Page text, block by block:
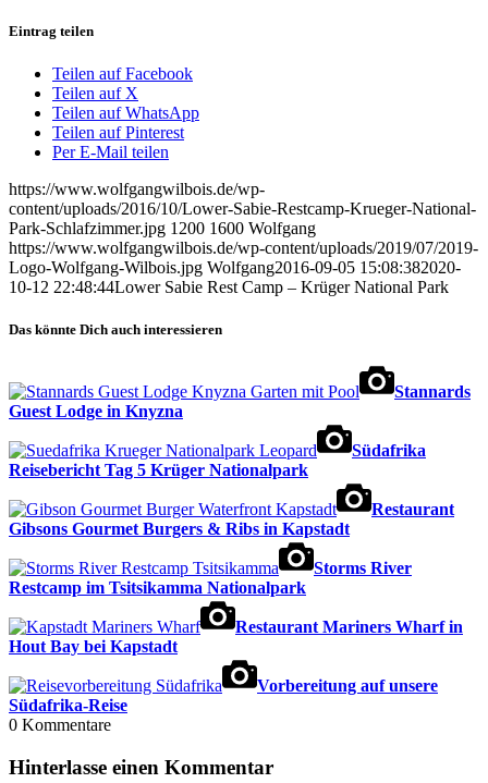
Eintrag teilen
Teilen auf Facebook
Teilen auf X
Teilen auf WhatsApp
Teilen auf Pinterest
Per E-Mail teilen
https://www.wolfgangwilbois.de/wp-
content/uploads/2016/10/Lower-Sabie-Restcamp-Krueger-National-
Park-Schlafzimmer.jpg 1200 1600 Wolfgang
https://www.wolfgangwilbois.de/wp-content/uploads/2019/07/2019-
Logo-Wolfgang-Wilbois.jpg Wolfgang2016-09-05 15:08:382020-
10-12 22:48:44Lower Sabie Rest Camp – Krüger National Park
Das könnte Dich auch interessieren
Stannards
Guest Lodge in Knyzna
Südafrika
Reisebericht Tag 5 Krüger Nationalpark
Restaurant
Gibsons Gourmet Burgers & Ribs in Kapstadt
Storms River
Restcamp im Tsitsikamma Nationalpark
Restaurant Mariners Wharf in
Hout Bay bei Kapstadt
Vorbereitung auf unsere
Südafrika-Reise
0 Kommentare
Hinterlasse einen Kommentar